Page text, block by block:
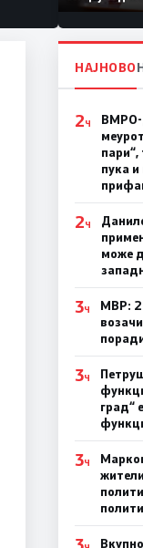
Коридор
станува
НАЈНОВО
2Ч
ВМРО-
пука и
2Ч
може
3Ч
МВР:
3Ч
град“
3Ч